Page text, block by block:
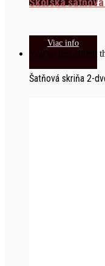
Viac info
You've just added
Šatňová skriňa 2-